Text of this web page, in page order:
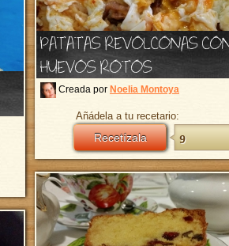
PATATAS REVOLCONAS
HUEVOS ROTOS
Creada por Noelia Montoya
Añádela a tu recetario:
Recetízala 9